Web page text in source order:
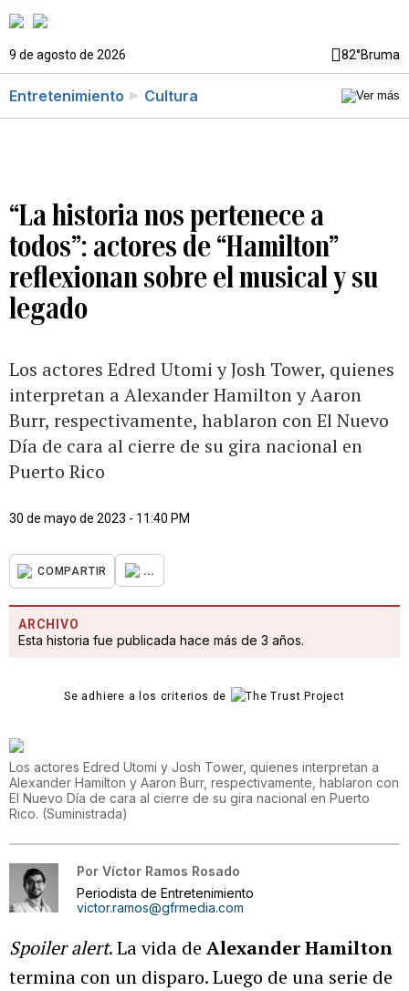
9 de agosto de 2026 82°Bruma
Entretenimiento Cultura
“La historia nos pertenece a
todos”: actores de “Hamilton”
reflexionan sobre el musical y su
legado
Los actores Edred Utomi y Josh Tower, quienes
interpretan a Alexander Hamilton y Aaron
Burr, respectivamente, hablaron con El Nuevo
Día de cara al cierre de su gira nacional en
Puerto Rico
30 de mayo de 2023 - 11:40 PM
COMPARTIR ...
ARCHIVO
Esta historia fue publicada hace más de 3 años.
Se adhiere a los criterios de
Los actores Edred Utomi y Josh Tower, quienes interpretan a
Alexander Hamilton y Aaron Burr, respectivamente, hablaron con
El Nuevo Día de cara al cierre de su gira nacional en Puerto
Rico. (Suministrada)
Por Víctor Ramos Rosado
Periodista de Entretenimiento
victor.ramos@gfrmedia.com
Spoiler alert. La vida de Alexander Hamilton
termina con un disparo. Luego de una serie de